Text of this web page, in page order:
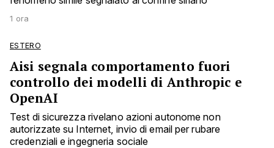
1 ora
ESTERO
Aisi segnala comportamento fuori
controllo dei modelli di Anthropic e
OpenAI
Test di sicurezza rivelano azioni autonome non
autorizzate su Internet, invio di email per rubare
credenziali e ingegneria sociale